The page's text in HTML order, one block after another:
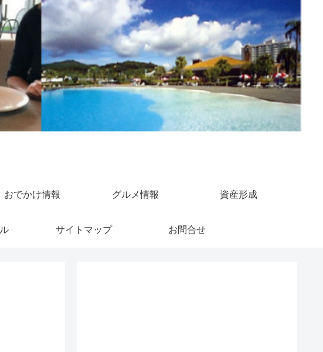
おでかけ情報 グルメ情報 資産形成
サイトマップ お問合せ